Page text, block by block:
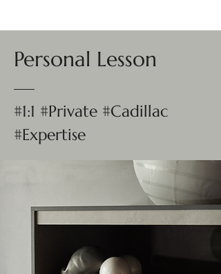
Personal Lesson
#1:1 #Private #Cadillac
#Expertise